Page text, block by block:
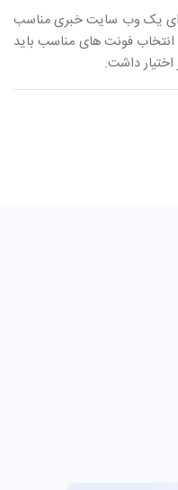
یک وب سایت خبری مناسب
انتخاب فونت های مناسب باید
اختیار داشت.